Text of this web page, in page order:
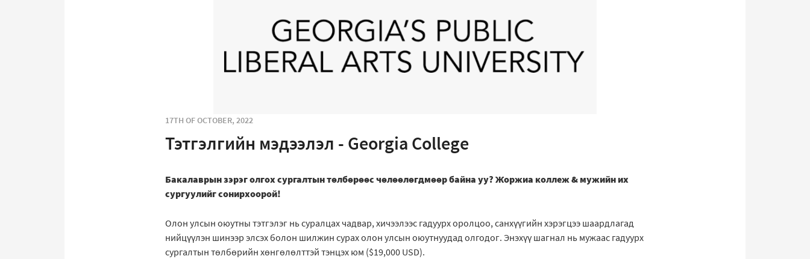
17TH OF OCTOBER, 2022
Тэтгэлгийн мэдээлэл - Georgia College
Бакалаврын зэрэг олгох сургалтын төлбөрөөс чөлөөлөгдмөөр байна уу? Жоржиа коллеж & мужийн их
сургуулийг сонирхоорой!
Олон улсын оюутны тэтгэлэг нь суралцах чадвар, хичээлээс гадуурх оролцоо, санхүүгийн хэрэгцээ шаардлагад
нийцүүлэн шинээр элсэх болон шилжин сурах олон улсын оюутнуудад олгодог. Энэхүү шагнал нь мужаас гадуурх
сургалтын төлбөрийн хөнгөлөлттэй тэнцэх юм ($19,000 USD).